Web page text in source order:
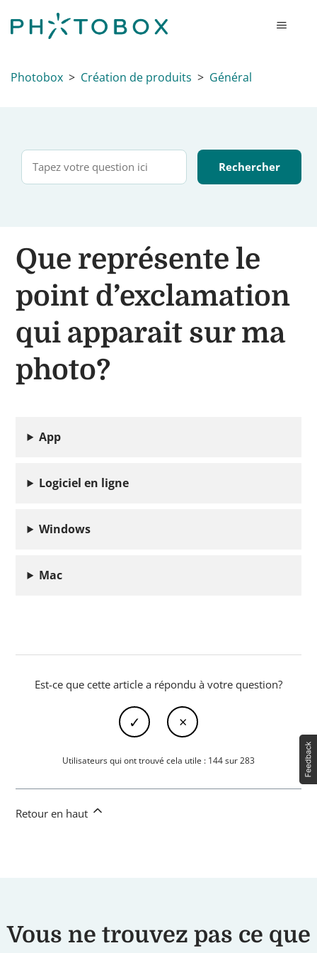
Photobox Création de produits Général
Que représente le
point d’exclamation
qui apparait sur ma
photo?
App
Logiciel en ligne
Windows
Mac
Est-ce que cette article a répondu à votre question?
Utilisateurs qui ont trouvé cela utile : 144 sur 283
Retour en haut
Vous ne trouvez pas ce que